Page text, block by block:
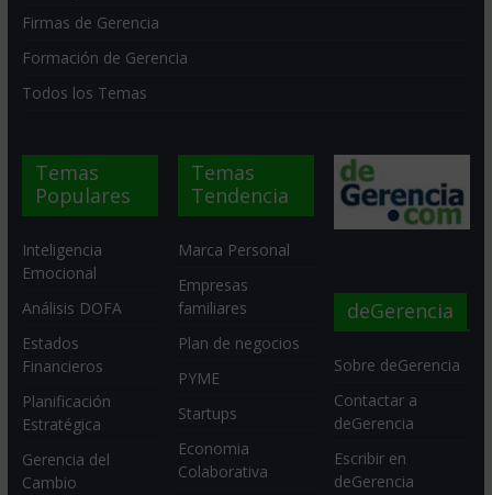
Firmas de Gerencia
Formación de Gerencia
Todos los Temas
Temas
Populares
Inteligencia
Emocional
Análisis DOFA
Estados
Financieros
Planificación
Estratégica
Gerencia del
Cambio
Temas
Tendencia
Marca Personal
Empresas
familiares
Plan de negocios
PYME
Startups
Economia
Colaborativa
deGerencia
Sobre deGerencia
Contactar a
deGerencia
Escribir en
deGerencia